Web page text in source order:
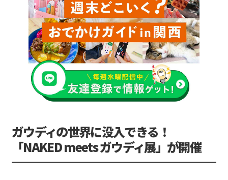
ガウディの世界に没入できる！
「NAKED meets ガウディ展」が開催